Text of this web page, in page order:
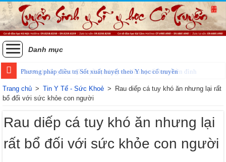
Danh mục
Phương pháp điều trị Sốt xuất huyết theo Y học cổ truyền
Trang chủ > Tin Y Tế - Sức Khoẻ > Rau diếp cá tuy khó ăn nhưng lại rất
bổ đối với sức khỏe con người
Rau diếp cá tuy khó ăn nhưng lại
rất bổ đối với sức khỏe con người